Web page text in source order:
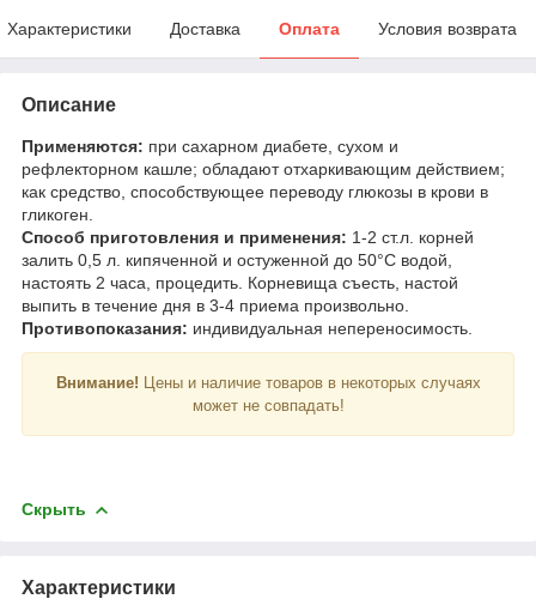
Характеристики Доставка Оплата Условия возврата
Описание
Применяются: при сахарном диабете, сухом и
рефлекторном кашле; обладают отхаркивающим действием;
как средство, способствующее переводу глюкозы в крови в
гликоген.
Способ приготовления и применения: 1-2 ст.л. корней
залить 0,5 л. кипяченной и остуженной до 50°С водой,
настоять 2 часа, процедить. Корневища съесть, настой
выпить в течение дня в 3-4 приема произвольно.
Противопоказания: индивидуальная непереносимость.
Внимание! Цены и наличие товаров в некоторых случаях
может не совпадать!
Скрыть
Характеристики